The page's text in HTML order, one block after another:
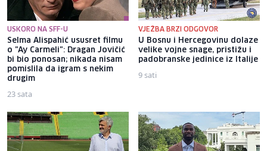
USKORO NA SFF-U
Selma Alispahić ususret filmu
o "Ay Carmeli": Dragan Jovičić
bi bio ponosan; nikada nisam
pomislila da igram s nekim
drugim
23 sata
VJEŽBA BRZI ODGOVOR
U Bosnu i Hercegovinu dolaze
velike vojne snage, pristižu i
padobranske jedinice iz Italije
9 sati